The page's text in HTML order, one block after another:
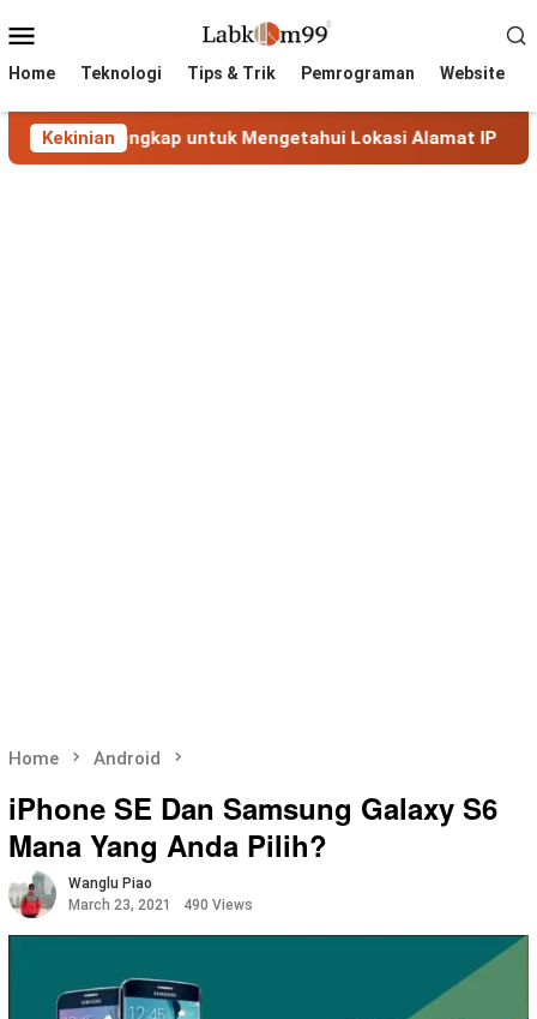
to
Menu
Home Teknologi Tips & Trik Pemrograman Website
Kekinian
Lengkap untuk Mengetahui Lokasi Alamat IP
Home Android
iPhone SE Dan Samsung Galaxy S6
Mana Yang Anda Pilih?
Wanglu Piao
March 23, 2021
490 Views